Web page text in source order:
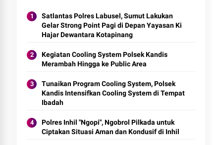
Satlantas Polres Labusel, Sumut Lakukan
Gelar Strong Point Pagi di Depan Yayasan Ki
Hajar Dewantara Kotapinang
Kegiatan Cooling System Polsek Kandis
Merambah Hingga ke Public Area
Tunaikan Program Cooling System, Polsek
Kandis Intensifkan Cooling System di Tempat
Ibadah
Polres Inhil "Ngopi", Ngobrol Pilkada untuk
Ciptakan Situasi Aman dan Kondusif di Inhil